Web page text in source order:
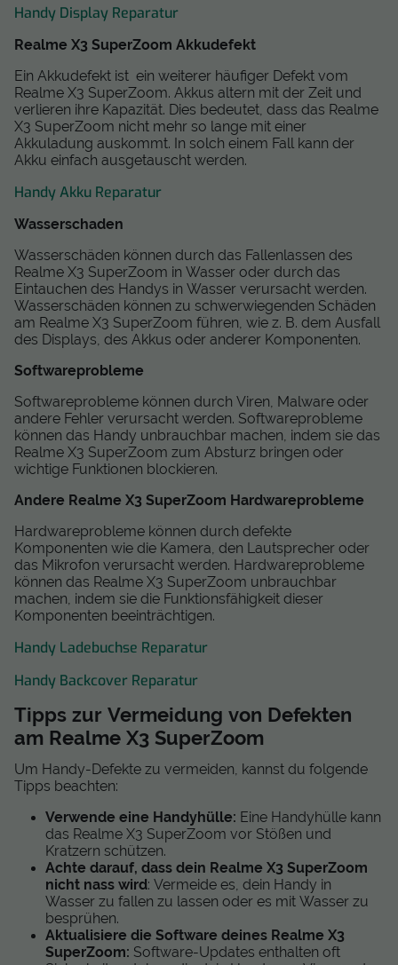
Handy Display Reparatur
Realme X3 SuperZoom Akkudefekt
Ein Akkudefekt ist ein weiterer häufiger Defekt vom
Realme X3 SuperZoom. Akkus altern mit der Zeit und
verlieren ihre Kapazität. Dies bedeutet, dass das Realme
X3 SuperZoom nicht mehr so lange mit einer
Akkuladung auskommt. In solch einem Fall kann der
Akku einfach ausgetauscht werden.
Handy Akku Reparatur
Wasserschaden
Wasserschäden können durch das Fallenlassen des
Realme X3 SuperZoom in Wasser oder durch das
Eintauchen des Handys in Wasser verursacht werden.
Wasserschäden können zu schwerwiegenden Schäden
am Realme X3 SuperZoom führen, wie z. B. dem Ausfall
des Displays, des Akkus oder anderer Komponenten.
Softwareprobleme
Softwareprobleme können durch Viren, Malware oder
andere Fehler verursacht werden. Softwareprobleme
können das Handy unbrauchbar machen, indem sie das
Realme X3 SuperZoom zum Absturz bringen oder
wichtige Funktionen blockieren.
Andere Realme X3 SuperZoom Hardwareprobleme
Hardwareprobleme können durch defekte
Komponenten wie die Kamera, den Lautsprecher oder
das Mikrofon verursacht werden. Hardwareprobleme
können das Realme X3 SuperZoom unbrauchbar
machen, indem sie die Funktionsfähigkeit dieser
Komponenten beeinträchtigen.
Handy Ladebuchse Reparatur
Handy Backcover Reparatur
Tipps zur Vermeidung von Defekten
am Realme X3 SuperZoom
Um Handy-Defekte zu vermeiden, kannst du folgende
Tipps beachten:
Verwende eine Handyhülle: Eine Handyhülle kann
das Realme X3 SuperZoom vor Stößen und
Kratzern schützen.
Achte darauf, dass dein Realme X3 SuperZoom
nicht nass wird: Vermeide es, dein Handy in
Wasser zu fallen zu lassen oder es mit Wasser zu
besprühen.
Aktualisiere die Software deines Realme X3
SuperZoom: Software-Updates enthalten oft